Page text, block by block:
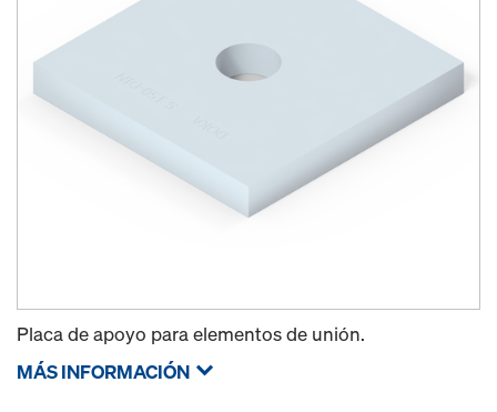
Placa de apoyo para elementos de unión.
MÁS INFORMACIÓN